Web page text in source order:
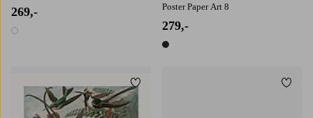
269,-
1 farge
Poster Paper Art 8
279,-
1 farge
Legg til favoritter
50x7070x100